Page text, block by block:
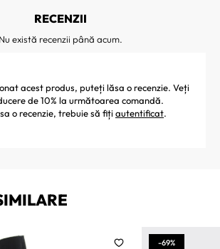
RECENZII
Nu există recenzii până acum.
acest produs, puteți lăsa o recenzie. Veți
de 10% la următoarea comandă.
o recenzie, trebuie să fiți autentificat.
-69%